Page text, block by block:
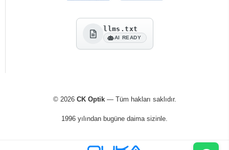
llms.txt
AI READY
© 2026 CK Optik— Tüm hakları saklıdır.
1996 yılından bugüne daima sizinle.